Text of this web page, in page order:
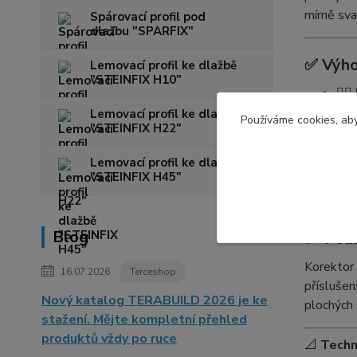
Spárovací profil pod
dlažbu "SPARFIX"
Lemovací profil ke dlažbě
"STEINFIX H10"
Lemovací profil ke dlažbě
"STEINFIX H22"
Lemovací profil ke dlažbě
"STEINFIX H45"
Blog
16.07.2026 Terceshop
Nový katalog TERABUILD 2026 je ke
stažení. Mějte kompletní přehled
produktů vždy po ruce
mírně
✅
🧍‍♂️
📍
Korektor
📐
Používáme cookies,